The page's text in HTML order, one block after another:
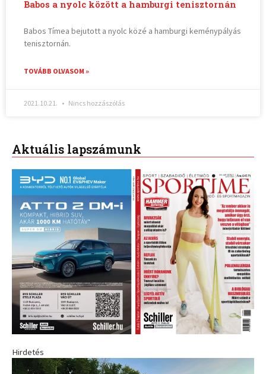
Babos a nyolc között a hamburgi tenisztornán
Babos Tímea bejutott a nyolc közé a hamburgi keménypályás
tenisztornán.
TOVÁBB OLVASOM »
2021.10.21. Nincs hozzászólás
Aktuális lapszámunk
Hirdetés